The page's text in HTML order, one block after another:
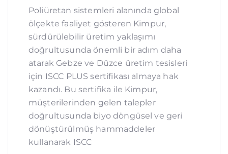
Poliüretan sistemleri alanında global
ölçekte faaliyet gösteren Kimpur,
sürdürülebilir üretim yaklaşımı
doğrultusunda önemli bir adım daha
atarak Gebze ve Düzce üretim tesisleri
için ISCC PLUS sertifikası almaya hak
kazandı. Bu sertifika ile Kimpur,
müşterilerinden gelen talepler
doğrultusunda biyo döngüsel ve geri
dönüştürülmüş hammaddeler
kullanarak ISCC